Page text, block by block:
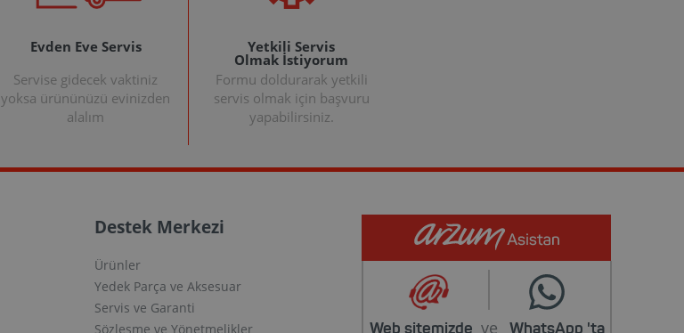
Evden Eve Servis
Servise gidecek vaktiniz
yoksa ürününüzü evinizden
alalım
Yetkili Servis
Olmak İstiyorum
Formu doldurarak yetkili
servis olmak için başvuru
yapabilirsiniz.
Destek Merkezi
Ürünler
Yedek Parça ve Aksesuar
Servis ve Garanti
Sözleşme ve Yönetmelikler
Web sitemizde ve WhatsApp 'ta